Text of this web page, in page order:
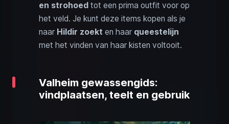
en strohoed tot een prima outfit voor op
het veld. Je kunt deze items kopen als je
naar Hildir zoekt en haar queestelijn
met het vinden van haar kisten voltooit.
Valheim gewassengids:
vindplaatsen, teelt en gebruik